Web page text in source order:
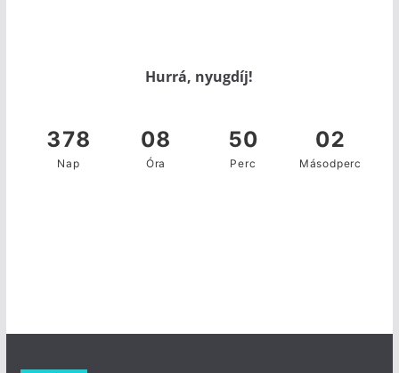
Hurrá, nyugdíj!